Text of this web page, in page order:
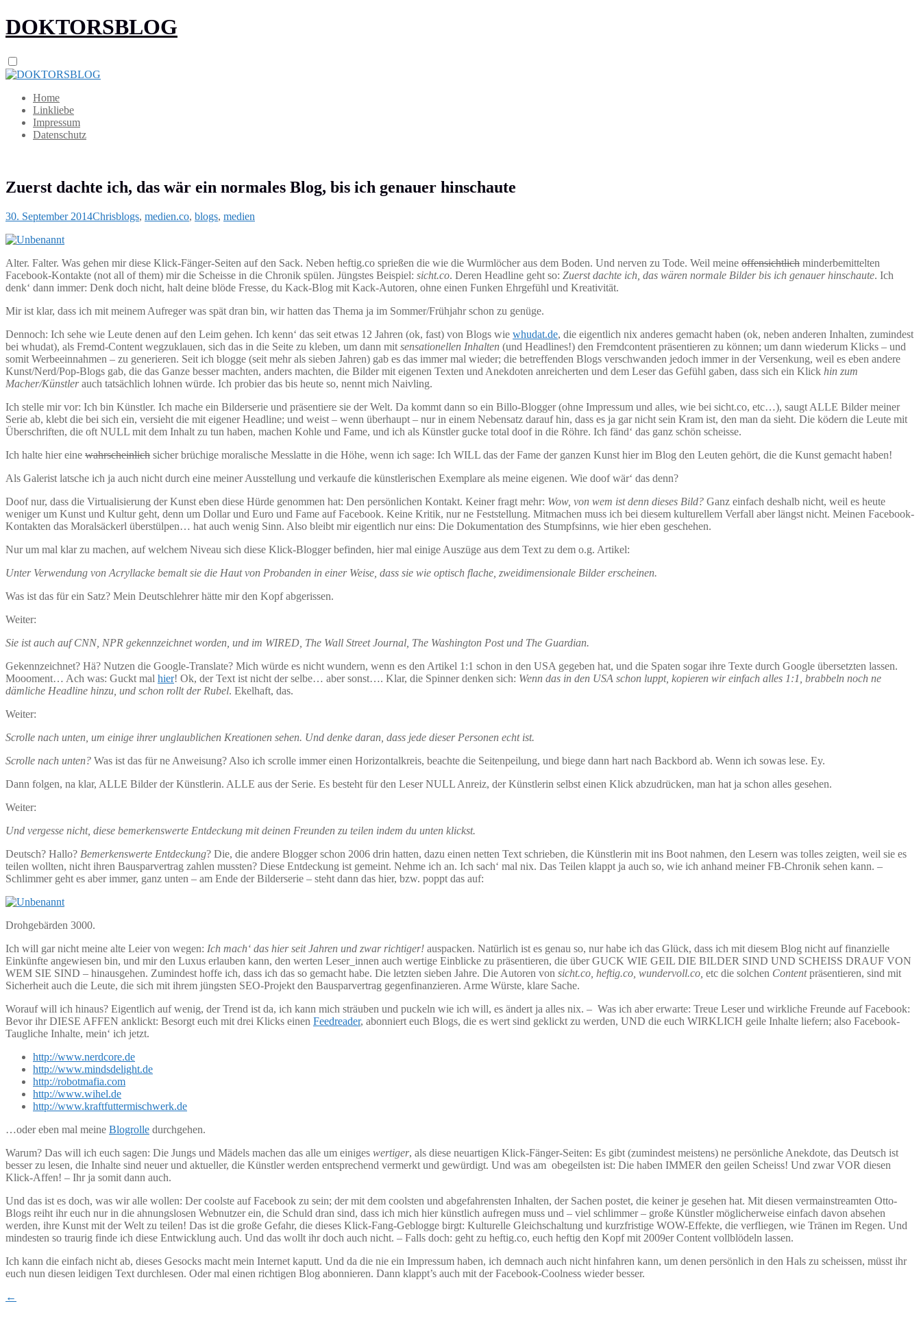
DOKTORSBLOG
Home
Linkliebe
Impressum
Datenschutz
Zuerst dachte ich, das wär ein normales Blog, bis ich genauer hinschaute
30. September 2014Chrisblogs, medien.co, blogs, medien
Alter. Falter. Was gehen mir diese Klick-Fänger-Seiten auf den Sack. Neben heftig.co sprießen die wie die Wurmlöcher aus dem Boden. Und nerven zu Tode. Weil meine offensichtlich minderbemittelten
Facebook-Kontakte (not all of them) mir die Scheisse in die Chronik spülen. Jüngstes Beispiel: sicht.co. Deren Headline geht so: Zuerst dachte ich, das wären normale Bilder bis ich genauer hinschaute. Ich
denk‘ dann immer: Denk doch nicht, halt deine blöde Fresse, du Kack-Blog mit Kack-Autoren, ohne einen Funken Ehrgefühl und Kreativität.
Mir ist klar, dass ich mit meinem Aufreger was spät dran bin, wir hatten das Thema ja im Sommer/Frühjahr schon zu genüge.
Dennoch: Ich sehe wie Leute denen auf den Leim gehen. Ich kenn‘ das seit etwas 12 Jahren (ok, fast) von Blogs wie whudat.de, die eigentlich nix anderes gemacht haben (ok, neben anderen Inhalten, zumindest
bei whudat), als Fremd-Content wegzuklauen, sich das in die Seite zu kleben, um dann mit sensationellen Inhalten (und Headlines!) den Fremdcontent präsentieren zu können; um dann wiederum Klicks – und
somit Werbeeinnahmen – zu generieren. Seit ich blogge (seit mehr als sieben Jahren) gab es das immer mal wieder; die betreffenden Blogs verschwanden jedoch immer in der Versenkung, weil es eben andere
Kunst/Nerd/Pop-Blogs gab, die das Ganze besser machten, anders machten, die Bilder mit eigenen Texten und Anekdoten anreicherten und dem Leser das Gefühl gaben, dass sich ein Klick hin zum
Macher/Künstlerauch tatsächlich lohnen würde. Ich probier das bis heute so, nennt mich Naivling.
Ich stelle mir vor: Ich bin Künstler. Ich mache ein Bilderserie und präsentiere sie der Welt. Da kommt dann so ein Billo-Blogger (ohne Impressum und alles, wie bei sicht.co, etc…), saugt ALLE Bilder meiner
Serie ab, klebt die bei sich ein, versieht die mit eigener Headline; und weist – wenn überhaupt – nur in einem Nebensatz darauf hin, dass es ja gar nicht sein Kram ist, den man da sieht. Die ködern die Leute mit
Überschriften, die oft NULL mit dem Inhalt zu tun haben, machen Kohle und Fame, und ich als Künstler gucke total doof in die Röhre. Ich fänd‘ das ganz schön scheisse.
Ich halte hier eine wahrscheinlich sicher brüchige moralische Messlatte in die Höhe, wenn ich sage: Ich WILL das der Fame der ganzen Kunst hier im Blog den Leuten gehört, die die Kunst gemacht haben!
Als Galerist latsche ich ja auch nicht durch eine meiner Ausstellung und verkaufe die künstlerischen Exemplare als meine eigenen. Wie doof wär‘ das denn?
Doof nur, dass die Virtualisierung der Kunst eben diese Hürde genommen hat: Den persönlichen Kontakt. Keiner fragt mehr: Wow, von wem ist denn dieses Bild? Ganz einfach deshalb nicht, weil es heute
weniger um Kunst und Kultur geht, denn um Dollar und Euro und Fame auf Facebook. Keine Kritik, nur ne Feststellung. Mitmachen muss ich bei diesem kulturellem Verfall aber längst nicht. Meinen Facebook-
Kontakten das Moralsäckerl überstülpen… hat auch wenig Sinn. Also bleibt mir eigentlich nur eins: Die Dokumentation des Stumpfsinns, wie hier eben geschehen.
Nur um mal klar zu machen, auf welchem Niveau sich diese Klick-Blogger befinden, hier mal einige Auszüge aus dem Text zu dem o.g. Artikel:
Unter Verwendung von Acryllacke bemalt sie die Haut von Probanden in einer Weise, dass sie wie optisch flache, zweidimensionale Bilder erscheinen.
Was ist das für ein Satz? Mein Deutschlehrer hätte mir den Kopf abgerissen.
Weiter:
Sie ist auch auf CNN, NPR gekennzeichnet worden, und im WIRED, The Wall Street Journal, The Washington Post und The Guardian.
Gekennzeichnet? Hä? Nutzen die Google-Translate? Mich würde es nicht wundern, wenn es den Artikel 1:1 schon in den USA gegeben hat, und die Spaten sogar ihre Texte durch Google übersetzten lassen.
Moooment… Ach was: Guckt mal hier! Ok, der Text ist nicht der selbe… aber sonst…. Klar, die Spinner denken sich: Wenn das in den USA schon luppt, kopieren wir einfach alles 1:1, brabbeln noch ne
dämliche Headline hinzu, und schon rollt der Rubel. Ekelhaft, das.
Weiter:
Scrolle nach unten, um einige ihrer unglaublichen Kreationen sehen. Und denke daran, dass jede dieser Personen echt ist.
Scrolle nach unten? Was ist das für ne Anweisung? Also ich scrolle immer einen Horizontalkreis, beachte die Seitenpeilung, und biege dann hart nach Backbord ab. Wenn ich sowas lese. Ey.
Dann folgen, na klar, ALLE Bilder der Künstlerin. ALLE aus der Serie. Es besteht für den Leser NULL Anreiz, der Künstlerin selbst einen Klick abzudrücken, man hat ja schon alles gesehen.
Weiter:
Und vergesse nicht, diese bemerkenswerte Entdeckung mit deinen Freunden zu teilen indem du unten klickst.
Deutsch? Hallo? Bemerkenswerte Entdeckung? Die, die andere Blogger schon 2006 drin hatten, dazu einen netten Text schrieben, die Künstlerin mit ins Boot nahmen, den Lesern was tolles zeigten, weil sie es
teilen wollten, nicht ihren Bausparvertrag zahlen mussten? Diese Entdeckung ist gemeint. Nehme ich an. Ich sach‘ mal nix. Das Teilen klappt ja auch so, wie ich anhand meiner FB-Chronik sehen kann. –
Schlimmer geht es aber immer, ganz unten – am Ende der Bilderserie – steht dann das hier, bzw. poppt das auf:
Drohgebärden 3000.
Ich will gar nicht meine alte Leier von wegen: Ich mach‘ das hier seit Jahren und zwar richtiger! auspacken. Natürlich ist es genau so, nur habe ich das Glück, dass ich mit diesem Blog nicht auf finanzielle
Einkünfte angewiesen bin, und mir den Luxus erlauben kann, den werten Leser_innen auch wertige Einblicke zu präsentieren, die über GUCK WIE GEIL DIE BILDER SIND UND SCHEISS DRAUF VON
WEM SIE SIND – hinausgehen. Zumindest hoffe ich, dass ich das so gemacht habe. Die letzten sieben Jahre. Die Autoren von sicht.co, heftig.co, wundervoll.co, etc die solchen Contentpräsentieren, sind mit
Sicherheit auch die Leute, die sich mit ihrem jüngsten SEO-Projekt den Bausparvertrag gegenfinanzieren. Arme Würste, klare Sache.
Worauf will ich hinaus? Eigentlich auf wenig, der Trend ist da, ich kann mich sträuben und puckeln wie ich will, es ändert ja alles nix. – Was ich aber erwarte: Treue Leser und wirkliche Freunde auf Facebook:
Bevor ihr DIESE AFFEN anklickt: Besorgt euch mit drei Klicks einen Feedreader, abonniert euch Blogs, die es wert sind geklickt zu werden, UND die euch WIRKLICH geile Inhalte liefern; also Facebook-
Taugliche Inhalte, mein‘ ich jetzt.
http://www.nerdcore.de
http://www.mindsdelight.de
http://robotmafia.com
http://www.wihel.de
http://www.kraftfuttermischwerk.de
…oder eben mal meine Blogrolle durchgehen.
Warum? Das will ich euch sagen: Die Jungs und Mädels machen das alle um einiges wertiger, als diese neuartigen Klick-Fänger-Seiten: Es gibt (zumindest meistens) ne persönliche Anekdote, das Deutsch ist
besser zu lesen, die Inhalte sind neuer und aktueller, die Künstler werden entsprechend vermerkt und gewürdigt. Und was am obegeilsten ist: Die haben IMMER den geilen Scheiss! Und zwar VOR diesen
Klick-Affen! – Ihr ja somit dann auch.
Und das ist es doch, was wir alle wollen: Der coolste auf Facebook zu sein; der mit dem coolsten und abgefahrensten Inhalten, der Sachen postet, die keiner je gesehen hat. Mit diesen vermainstreamten Otto-
Blogs reiht ihr euch nur in die ahnungslosen Webnutzer ein, die Schuld dran sind, dass ich mich hier künstlich aufregen muss und – viel schlimmer – große Künstler möglicherweise einfach davon absehen
werden, ihre Kunst mit der Welt zu teilen! Das ist die große Gefahr, die dieses Klick-Fang-Geblogge birgt: Kulturelle Gleichschaltung und kurzfristige WOW-Effekte, die verfliegen, wie Tränen im Regen. Und
mindesten so traurig finde ich diese Entwicklung auch. Und das wollt ihr doch auch nicht. – Falls doch: geht zu heftig.co, euch heftig den Kopf mit 2009er Content vollblödeln lassen.
Ich kann die einfach nicht ab, dieses Gesocks macht mein Internet kaputt. Und da die nie ein Impressum haben, ich demnach auch nicht hinfahren kann, um denen persönlich in den Hals zu scheissen, müsst ihr
euch nun diesen leidigen Text durchlesen. Oder mal einen richtigen Blog abonnieren. Dann klappt’s auch mit der Facebook-Coolness wieder besser.
←